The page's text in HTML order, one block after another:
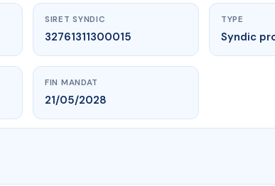
SIRET SYNDIC
32761311300015
TYPE
Syndic
FIN MANDAT
21/05/2028